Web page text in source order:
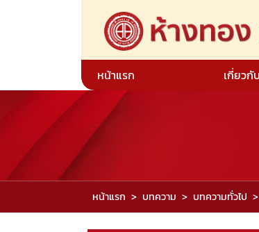
หน้าแรก เกี่ยวกั
หน้าแรก บทความ บทความทั่วไป